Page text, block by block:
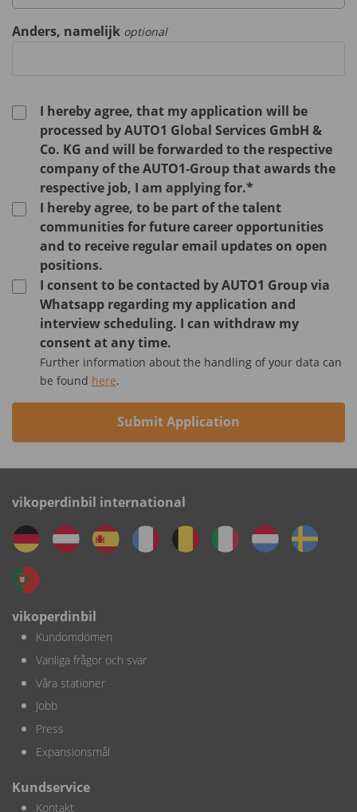
Anders, namelijk optional
I hereby agree, that my application will be
processed by AUTO1 Global Services GmbH &
Co. KG and will be forwarded to the respective
company of the AUTO1-Group that awards the
respective job, I am applying for.*
I hereby agree, to be part of the talent
communities for future career opportunities
and to receive regular email updates on open
positions.
I consent to be contacted by AUTO1 Group via
Whatsapp regarding my application and
interview scheduling. I can withdraw my
consent at any time.
Further information about the handling of your data can
be found here.
Submit Application
vikoperdinbil international
vikoperdinbil
Kundomdömen
Vanliga frågor och svar
Våra stationer
Jobb
Press
Expansionsmål
Kundservice
Kontakt